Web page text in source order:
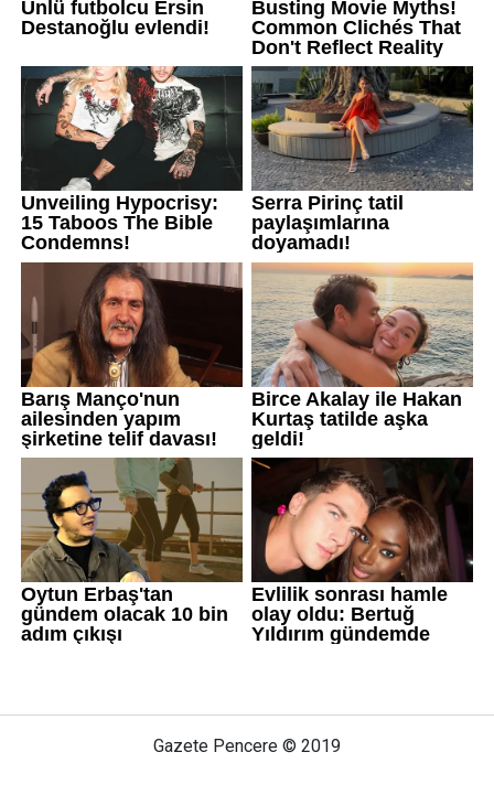
Gazete Pencere © 2019